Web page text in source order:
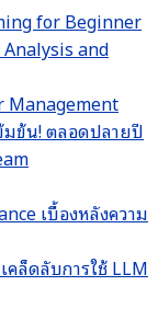
for Beginner
and
Management
มข้น! ตลอดปลายปี
เบื้องหลังความ
คล็ดลับการใช้ LLM